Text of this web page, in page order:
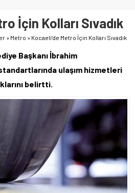
İçin Kolları Sıvadık
» Metro » Kocaeli’de Metro İçin Kolları Sıvadık
Başkanı İbrahim
ulaşım hizmetleri
belirtti.